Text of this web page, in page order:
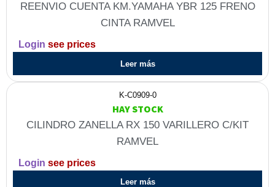
REENVIO CUENTA KM.YAMAHA YBR 125 FRENO
CINTA RAMVEL
Login see prices
Leer más
K-C0909-0
HAY STOCK
CILINDRO ZANELLA RX 150 VARILLERO C/KIT
RAMVEL
Login see prices
Leer más